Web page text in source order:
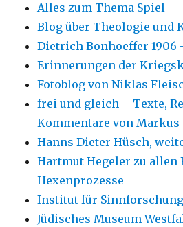
Alles zum Thema Spiel
Blog über Theologie und
Dietrich Bonhoeffer 1906
Erinnerungen der
Fotoblog von Niklas
frei und gleich – Texte,
Kommentare von
Hanns Dieter Hüsch,
Hartmut Hegeler zu allen
Hexenprozesse
Institut für
Jüdisches Museum